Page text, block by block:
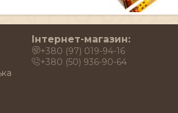
Інтернет-магазин:
+380 (97) 019-94-16
+380 (50) 936-90-64